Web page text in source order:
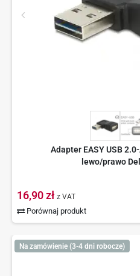
Adapter EASY USB
lewo/prawo
16,90 zł z VAT
Porównaj produkt
Na zamówienie (3-4 dni robocze)